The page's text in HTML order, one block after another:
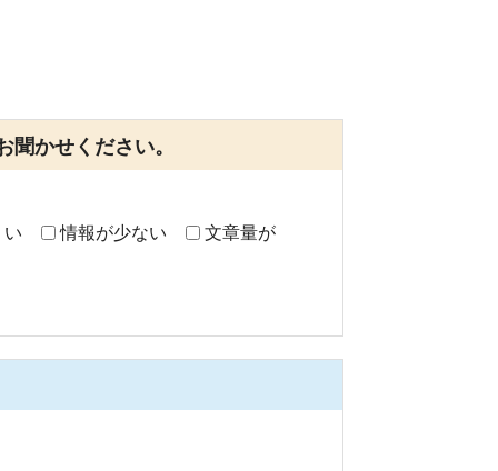
かせください。
い 情報が少ない
文章量が